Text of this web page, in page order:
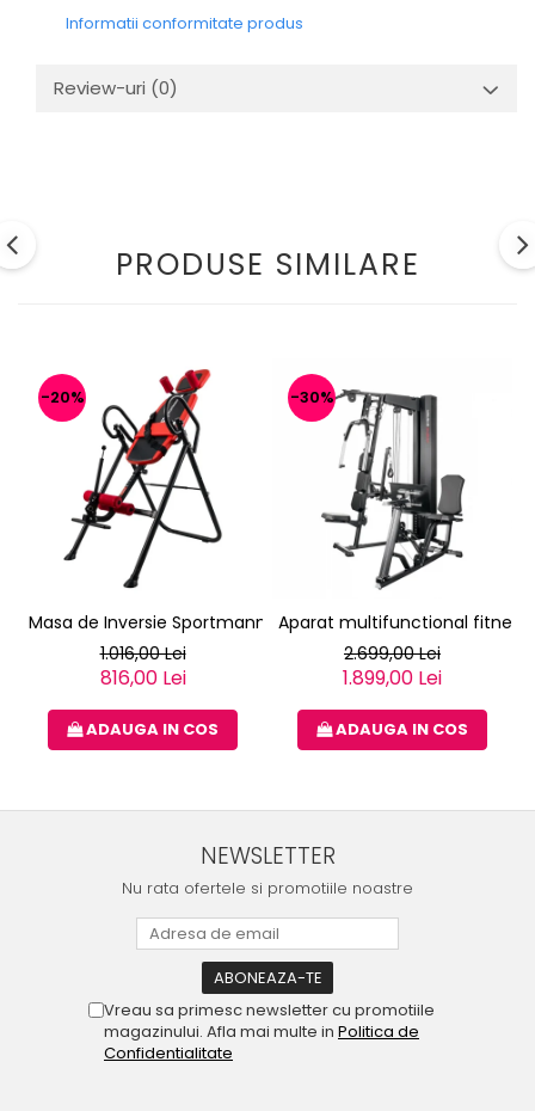
Informatii conformitate produs
Review-uri (0)
PRODUSE SIMILARE
-20%
Masa de Inversie Sportmann Gravity II
1.016,00 Lei
816,00 Lei
ADAUGA IN COS
-30%
Aparat multifunctional fitness
2.699,00 Lei
1.899,00 Lei
ADAUGA IN COS
NEWSLETTER
Nu rata ofertele si promotiile noastre
Vreau sa primesc newsletter cu promotiile
magazinului. Afla mai multe in Politica de
Confidentialitate